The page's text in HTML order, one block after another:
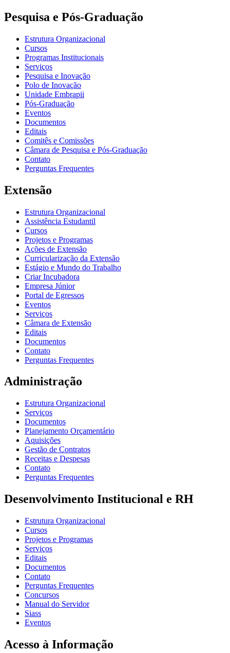
Pesquisa e Pós-Graduação
Estrutura Organizacional
Cursos
Programas Institucionais
Serviços
Pesquisa e Inovação
Polo de Inovação
Unidade Embrapii
Pós-Graduação
Eventos
Documentos
Editais
Comitês e Comissões
Câmara de Pesquisa e Pós-Graduação
Contato
Perguntas Frequentes
Extensão
Estrutura Organizacional
Assistência Estudantil
Cursos
Projetos e Programas
Ações de Extensão
Curricularização da Extensão
Estágio e Mundo do Trabalho
Criar Incubadora
Empresa Júnior
Portal de Egressos
Eventos
Serviços
Câmara de Extensão
Editais
Documentos
Contato
Perguntas Frequentes
Administração
Estrutura Organizacional
Serviços
Documentos
Planejamento Orçamentário
Aquisições
Gestão de Contratos
Receitas e Despesas
Contato
Perguntas Frequentes
Desenvolvimento Institucional e RH
Estrutura Organizacional
Cursos
Projetos e Programas
Serviços
Editais
Documentos
Contato
Perguntas Frequentes
Concursos
Manual do Servidor
Siass
Eventos
Acesso à Informação